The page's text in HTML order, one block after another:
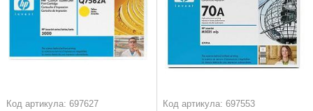
Код артикула: 697627 Код артикула: 697553